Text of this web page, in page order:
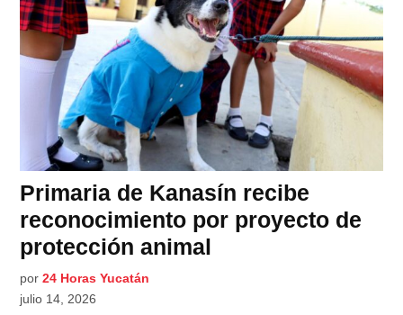
Primaria de Kanasín recibe
reconocimiento por proyecto de
protección animal
por 24 Horas Yucatán
julio 14, 2026